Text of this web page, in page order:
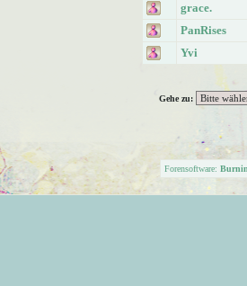
grace.
PanRises
Yvi
Gehe zu:
Forensoftware: